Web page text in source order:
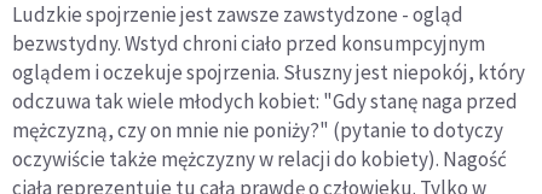
Ludzkie spojrzenie jest zawsze zawstydzone - ogląd
bezwstydny. Wstyd chroni ciało przed konsumpcyjnym
oglądem i oczekuje spojrzenia. Słuszny jest niepokój, który
odczuwa tak wiele młodych kobiet: "Gdy stanę naga przed
mężczyzną, czy on mnie nie poniży?" (pytanie to dotyczy
oczywiście także mężczyzny w relacji do kobiety). Nagość
ciała reprezentuje tu całą prawdę o człowieku. Tylko w